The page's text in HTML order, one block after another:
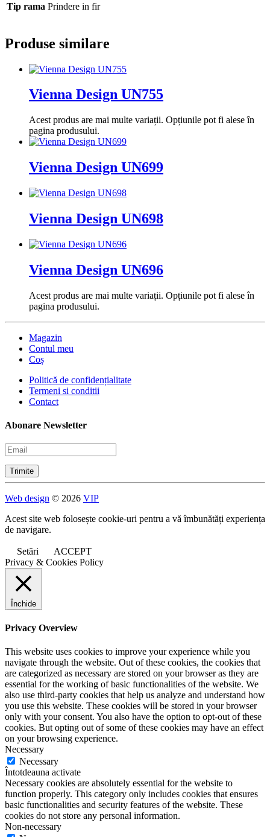
Tip rama Prindere in fir
Produse similare
Vienna Design UN755
Acest produs are mai multe variații. Opțiunile pot fi alese în
pagina produsului.
Vienna Design UN699
Vienna Design UN698
Vienna Design UN696
Acest produs are mai multe variații. Opțiunile pot fi alese în
pagina produsului.
Magazin
Contul meu
Coș
Politică de confidențialitate
Termeni si conditii
Contact
Abonare Newsletter
Web design © 2026 VIP
Acest site web folosește cookie-uri pentru a vă îmbunătăți experiența
de navigare.
Setări
ACCEPT
Privacy & Cookies Policy
Închide
Privacy Overview
This website uses cookies to improve your experience while you
navigate through the website. Out of these cookies, the cookies that
are categorized as necessary are stored on your browser as they are
essential for the working of basic functionalities of the website. We
also use third-party cookies that help us analyze and understand how
you use this website. These cookies will be stored in your browser
only with your consent. You also have the option to opt-out of these
cookies. But opting out of some of these cookies may have an effect
on your browsing experience.
Necessary
Necessary
Întotdeauna activate
Necessary cookies are absolutely essential for the website to
function properly. This category only includes cookies that ensures
basic functionalities and security features of the website. These
cookies do not store any personal information.
Non-necessary